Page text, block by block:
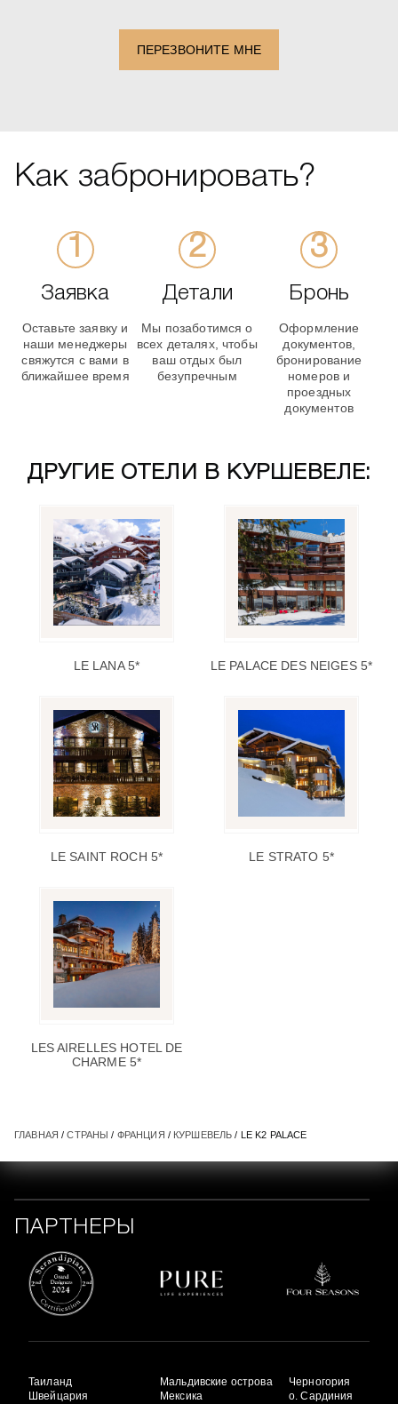
ПЕРЕЗВОНИТЕ МНЕ
Как забронировать?
Заявка
Оставьте заявку и
наши менеджеры
свяжутся с вами в
ближайшее время
Детали
Мы позаботимся о
всех деталях, чтобы
ваш отдых был
безупречным
Бронь
Оформление
документов,
бронирование
номеров и
проездных
документов
ДРУГИЕ ОТЕЛИ В КУРШЕВЕЛЕ:
LE LANA 5* LE PALACE DES NEIGES 5*
LE SAINT ROCH 5* LE STRATO 5*
LES AIRELLES HOTEL DE
CHARME 5*
ГЛАВНАЯ /СТРАНЫ / ФРАНЦИЯ / КУРШЕВЕЛЬ / LE K2 PALACE
ПАРТНЕРЫ
Таиланд
Швейцария
Мальдивские острова
Мексика
Черногория
о. Сардиния